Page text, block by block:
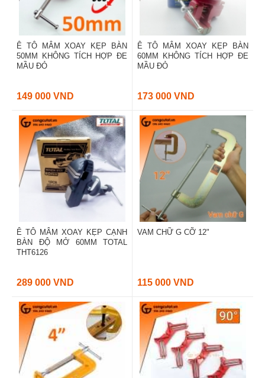
Ê TÔ MÂM XOAY KẸP BÀN
50MM KHÔNG TÍCH HỢP ĐE
MẦU ĐỎ
149 000 VND
Ê TÔ MÂM XOAY KẸP BÀN
60MM KHÔNG TÍCH HỢP ĐE
MẦU ĐỎ
173 000 VND
Ê TÔ MÂM XOAY KẸP CẠNH
BÀN ĐỘ MỞ 60MM TOTAL
THT6126
289 000 VND
VAM CHỮ G CỠ 12"
115 000 VND